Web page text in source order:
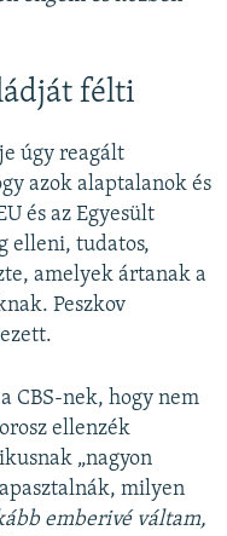
félti
úgy reagált
azok alaptalanok és
és az Egyesült
elleni, tudatos,
amelyek ártanak a
Peszkov
CBS-nek, hogy nem
ellenzék
„nagyon
milyen
emberivé váltam,